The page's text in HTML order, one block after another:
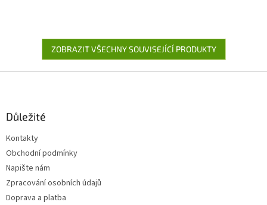
ZOBRAZIT VŠECHNY SOUVISEJÍCÍ PRODUKTY
Důležité
Kontakty
Obchodní podmínky
Napište nám
Zpracování osobních údajů
Doprava a platba